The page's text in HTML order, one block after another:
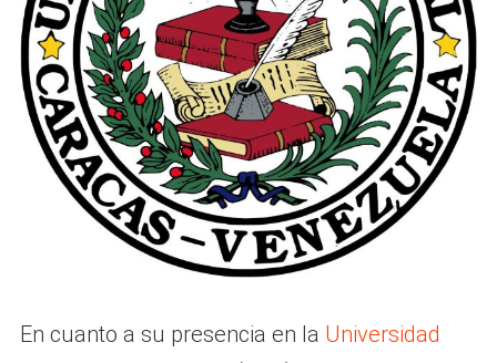
En cuanto a su presencia en la Universidad